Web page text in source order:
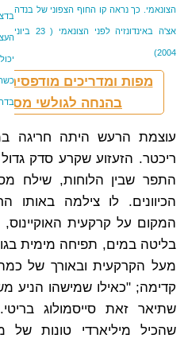
הצונאמי. כך נראה קו החוף הצפוני של בנדה
אצ'ה באינדונזיה לפני הצונאמי ( 23 ביוני
2004)
מפות ומדריכים מודפסים
בהנחה לגולשי מסע
ריכטר. הזעזוע שקרע סדק
התפר שבין הלוחות, שילח
הכיוונים. לו צילמה באותו
המקום על קרקעית
בליטה במים, תפיחה מימית
מעל הקרקעית ובאורך של
קדימה; "כאילו שמישהו הניע
שתיאר זאת סייסמולוג
שהכיל מיליארדי טונות